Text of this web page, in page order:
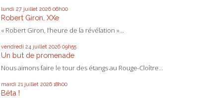
lundi 27 juillet 2026 06h00
Robert Giron, XXe
« Robert Giron, l’heure de la révélation »...
vendredi 24 juillet 2026 09h55
Un but de promenade
Nous aimons faire le tour des étangs au Rouge-Cloître...
mardi 21 juillet 2026 18h00
Bêta !